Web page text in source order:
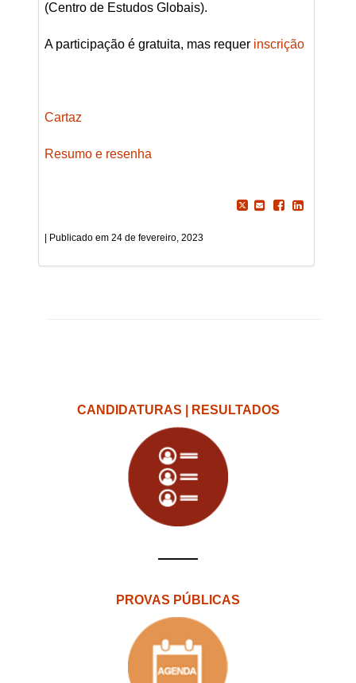
(Centro de Estudos Globais).
A participação é gratuita, mas requer inscrição
Cartaz
Resumo e resenha
24 de fevereiro, 2023
CANDIDATURAS | RESULTADOS
PROVAS PÚBLICAS